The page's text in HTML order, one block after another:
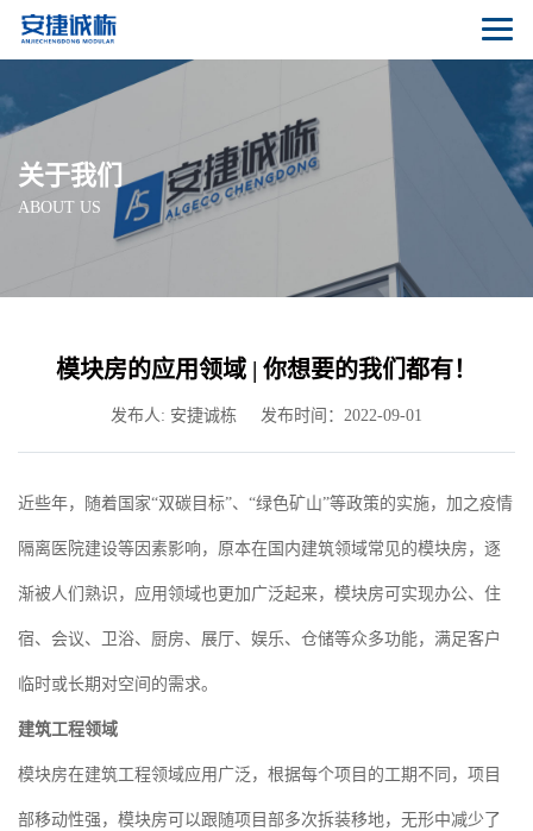
关于我们
ABOUT US
模块房的应用领域 | 你想要的我们都有！
发布人: 安捷诚栋 发布时间：2022-09-01
近些年，随着国家“双碳目标”、“绿色矿山”等政策的实施，加之疫情
隔离医院建设等因素影响，原本在国内建筑领域常见的模块房，逐
渐被人们熟识，应用领域也更加广泛起来，模块房可实现办公、住
宿、会议、卫浴、厨房、展厅、娱乐、仓储等众多功能，满足客户
临时或长期对空间的需求。
建筑工程领域
模块房在建筑工程领域应用广泛，根据每个项目的工期不同，项目
部移动性强，模块房可以跟随项目部多次拆装移地，无形中减少了